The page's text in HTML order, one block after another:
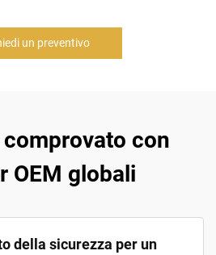
un preventivo
con
OEM globali
della sicurezza per un